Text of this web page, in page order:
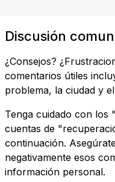
Discusión
¿Consejos?
comentarios útiles
problema, la ciudad y
Tenga cuidado con los
cuentas de
continuación.
negativamente esos
información personal.